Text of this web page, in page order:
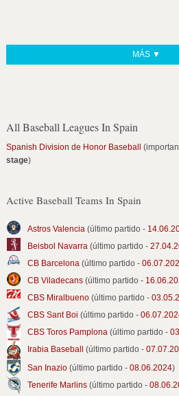
MÁS ▼
All Baseball Leagues In Spain
Spanish Division de Honor Baseball
stage)
Active Baseball Teams In Spain
Astros Valencia(último partido -
Beisbol Navarra(último partido -
CB Barcelona(último partido -
CB Viladecans(último partido -
CBS Miralbueno(último partido -
CBS Sant Boi (último partido -
CBS Toros Pamplona(último partido -
Irabia Baseball
(último partido -
San Inazio(último partido - 08.06.2024)
Tenerife Marlins(último partido -